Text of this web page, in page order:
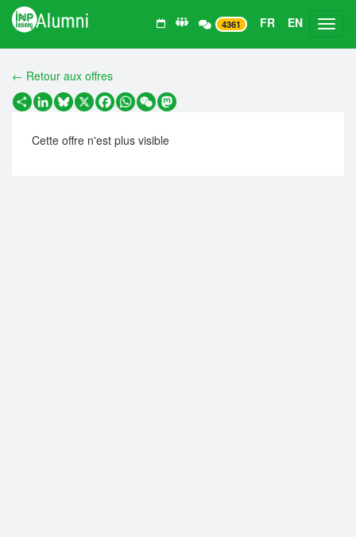
4361 FR EN
← Retour aux offres
PartagerLinkedIn
Bluesky
X Facebook
WhatsApp
WeChatMastodon
Cette offre n'est plus visible